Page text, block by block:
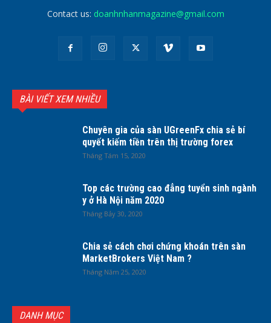
Contact us: doanhnhanmagazine@gmail.com
BÀI VIẾT XEM NHIỀU
Chuyên gia của sàn UGreenFx chia sẻ bí
quyết kiếm tiền trên thị trường forex
Tháng Tám 15, 2020
Top các trường cao đẳng tuyển sinh ngành
y ở Hà Nội năm 2020
Tháng Bảy 30, 2020
Chia sẻ cách chơi chứng khoán trên sàn
MarketBrokers Việt Nam ?
Tháng Năm 25, 2020
DANH MỤC